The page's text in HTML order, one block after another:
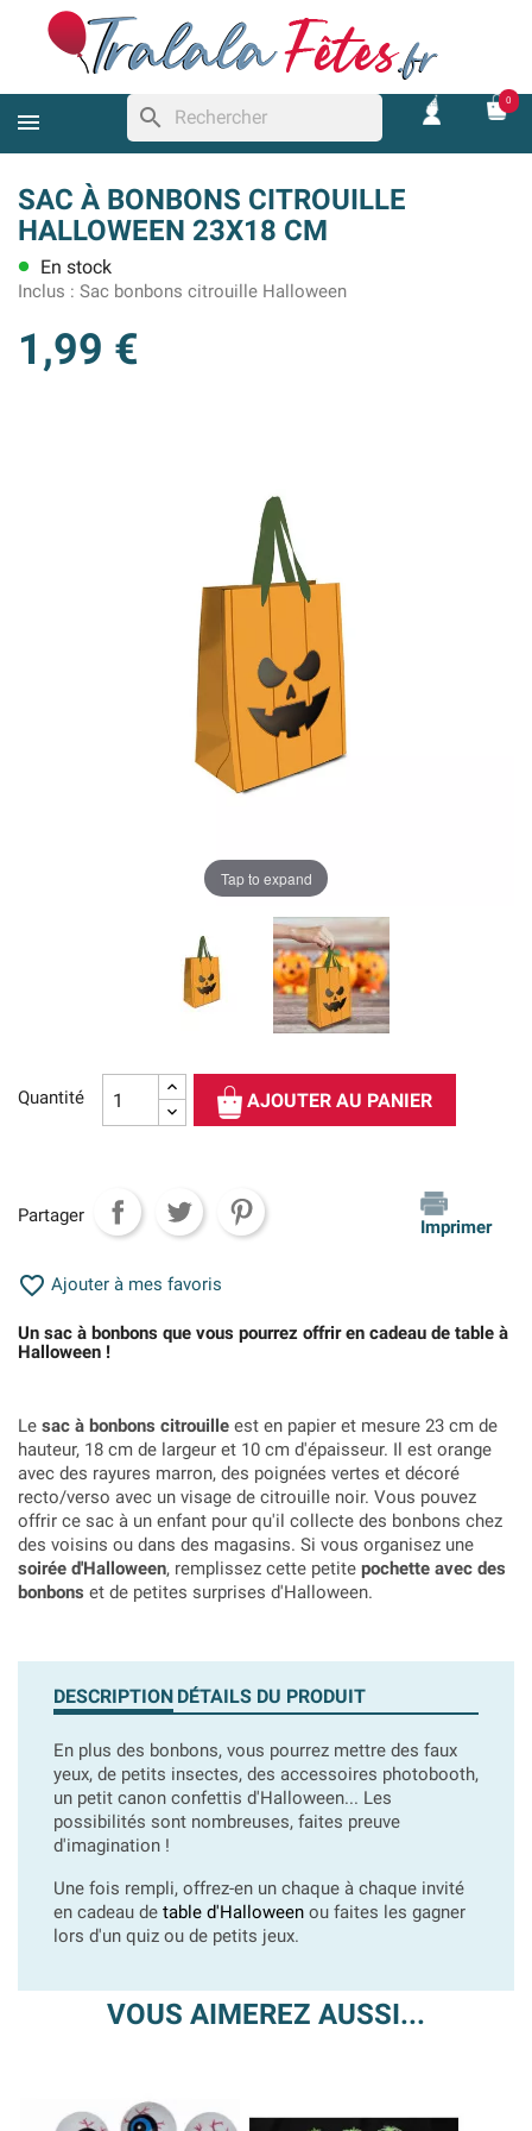
search
0
SAC À BONBONS CITROUILLE
HALLOWEEN 23X18 CM
lens En stock
Inclus : Sac bonbons citrouille Halloween
1,99 €
Tap to expand
Quantité AJOUTER AU PANIER
Partager
Imprimer
 Ajouter à mes favoris
Un sac à bonbons que vous pourrez offrir en cadeau de table à
Halloween !
Le sac à bonbons citrouille est en papier et mesure 23 cm de
hauteur, 18 cm de largeur et 10 cm d'épaisseur. Il est orange
avec des rayures marron, des poignées vertes et décoré
recto/verso avec un visage de citrouille noir. Vous pouvez
offrir ce sac à un enfant pour qu'il collecte des bonbons chez
des voisins ou dans des magasins. Si vous organisez une
soirée d'Halloween, remplissez cette petite pochette avec des
bonbons et de petites surprises d'Halloween.
DESCRIPTION DÉTAILS DU PRODUIT
En plus des bonbons, vous pourrez mettre des faux
yeux, de petits insectes, des accessoires photobooth,
un petit canon confettis d'Halloween... Les
possibilités sont nombreuses, faites preuve
d'imagination !
Une fois rempli, offrez-en un chaque à chaque invité
en cadeau de table d'Halloween ou faites les gagner
lors d'un quiz ou de petits jeux.
VOUS AIMEREZ AUSSI...